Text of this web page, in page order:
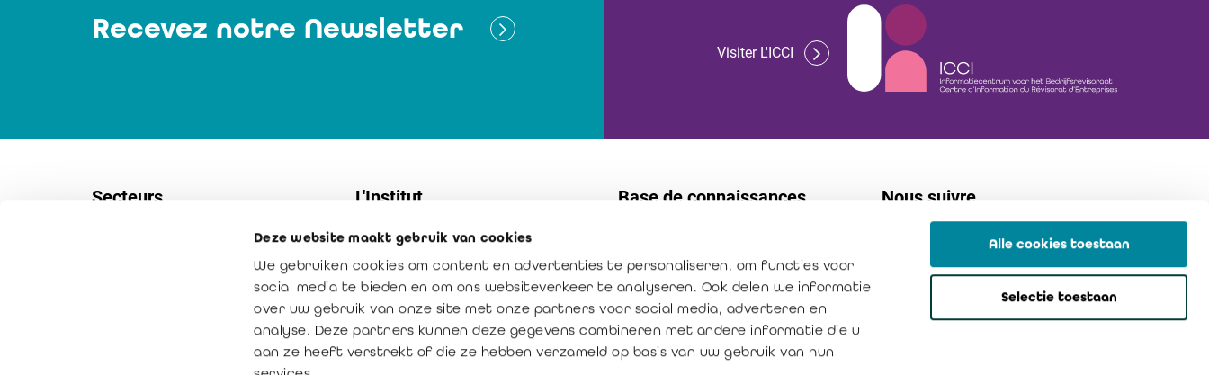
Deze website maakt gebruik van cookies
We gebruiken cookies om content en advertenties te personaliseren, om functies voor
social media te bieden en om ons websiteverkeer te analyseren. Ook delen we informatie
over uw gebruik van onze site met onze partners voor social media, adverteren en
analyse. Deze partners kunnen deze gegevens combineren met andere informatie die u
aan ze heeft verstrekt of die ze hebben verzameld op basis van uw gebruik van hun
Alle cookies toestaan
Selectie toestaan
Recevez notre Newsletter
Visiter L'ICCI
Secteurs L'Institut
Contact
Notre mission : créateur de confiance
La valeur ajoutée du réviseur
Base de connaissances
Publications
La profession en chiffres
Nous suivre
flickr